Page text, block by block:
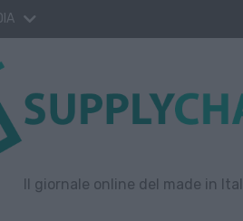
Il giornale online del made in